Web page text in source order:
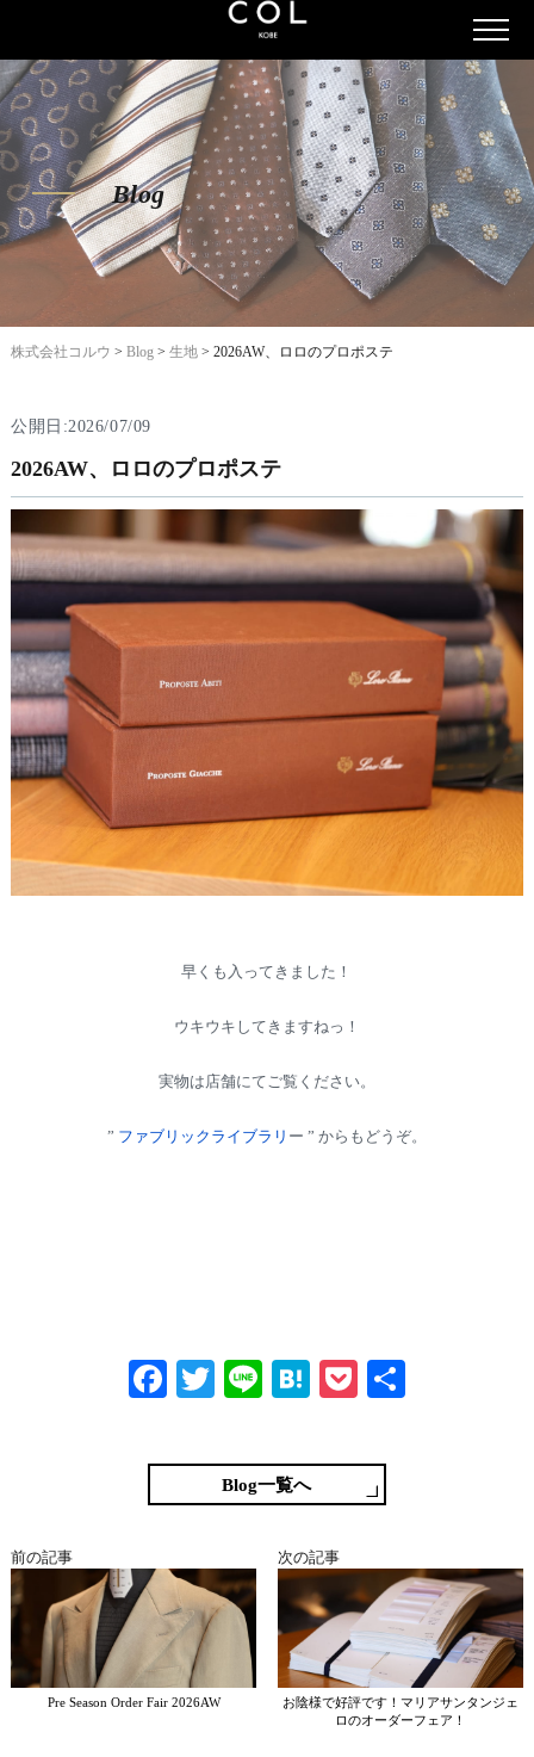
Blog
株式会社コルウ > Blog> 生地> 2026AW、ロロのプロポステ
公開日:2026/07/09
2026AW、ロロのプロポステ
早くも入ってきました！
ウキウキしてきますねっ！
実物は店舗にてご覧ください。
” ファブリックライブラリ ー ” からもどうぞ。
Fa
bo
ok
T
tte
r
Li
H
en
a
P
ke
t
Blog一覧へ
前の記事
Pre Season Order Fair 2026AW
次の記事
お陰様で好評です！マリアサンタンジェ
ロのオーダーフェア！